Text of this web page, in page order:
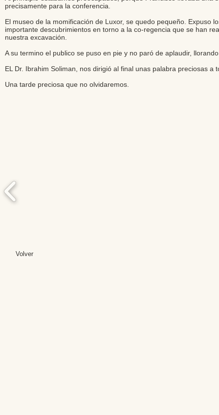
precisamente para la conferencia.
El museo de la momificación de Luxor, se quedo pequeño. Expuso
importante descubrimientos en torno a la co-regencia que se han
nuestra excavación.
A su termino el publico se puso en pie y no paró de aplaudir,
EL Dr. Ibrahim Soliman, nos dirigió al final unas palabra preciosas
Una tarde preciosa que no olvidaremos.
Volver